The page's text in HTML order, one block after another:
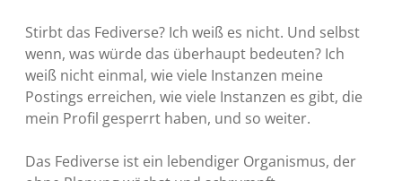
Stirbt das Fediverse? Ich weiß es nicht. Und selbst
wenn, was würde das überhaupt bedeuten? Ich
weiß nicht einmal, wie viele Instanzen meine
Postings erreichen, wie viele Instanzen es gibt, die
mein Profil gesperrt haben, und so weiter.
Das Fediverse ist ein lebendiger Organismus, der